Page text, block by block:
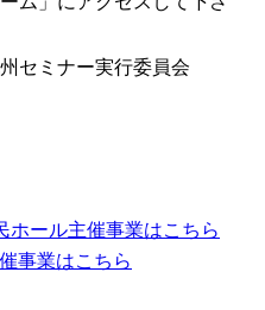
セミナー実行委員会